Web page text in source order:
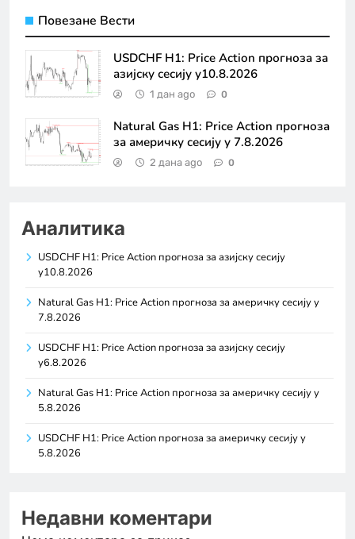
Повезане Вести
USDCHF H1: Price Action прогноза за
азијску сесију у10.8.2026
1 дан ago 0
Natural Gas H1: Price Action прогноза
за америчку сесију у 7.8.2026
2 дана ago 0
Аналитика
USDCHF H1: Price Action прогноза за азијску сесију
у10.8.2026
Natural Gas H1: Price Action прогноза за америчку сесију у
7.8.2026
USDCHF H1: Price Action прогноза за азијску сесију
у6.8.2026
Natural Gas H1: Price Action прогноза за америчку сесију у
5.8.2026
USDCHF H1: Price Action прогноза за америчку сесију у
5.8.2026
Недавни коментари